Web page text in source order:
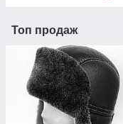
Топ продаж